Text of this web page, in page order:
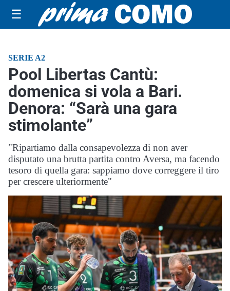
☰
SERIE A2
Pool Libertas Cantù:
domenica si vola a Bari.
Denora: “Sarà una gara
stimolante”
"Ripartiamo dalla consapevolezza di non aver
disputato una brutta partita contro Aversa, ma facendo
tesoro di quella gara: sappiamo dove correggere il tiro
per crescere ulteriormente"